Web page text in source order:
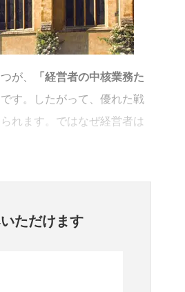
が、
「経営者の中核業務た
です。したがって、優れた戦
れます。ではなぜ経営者は
ただけます